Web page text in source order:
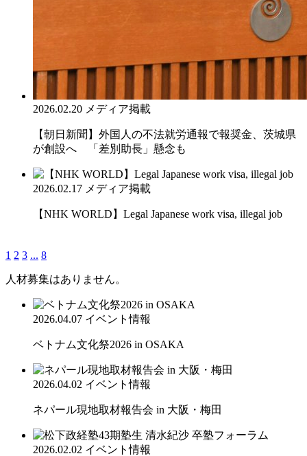
2026.02.20 メディア掲載
【朝日新聞】外国人の不法就労通報で報奨金、茨城県
が創設へ 「差別助長」懸念も
2026.02.17 メディア掲載
【NHK WORLD】Legal Japanese work visa, illegal job
1 2 3 ... 8
人材募集はありません。
2026.04.07 イベント情報
ベトナム文化祭2026 in OSAKA
2026.04.02 イベント情報
ネパール現地取材報告会 in 大阪・梅田
2026.02.02 イベント情報